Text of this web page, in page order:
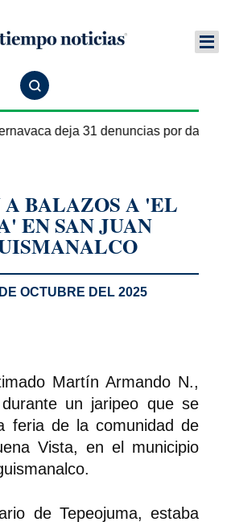
deja 31 denuncias por daños y
BALAZOS A 'EL
EN SAN JUAN
OCTUBRE DEL 2025
Martín Armando N.,
un jaripeo que se
feria de la comunidad de
Vista, en el municipio
de Tepeojuma, estaba